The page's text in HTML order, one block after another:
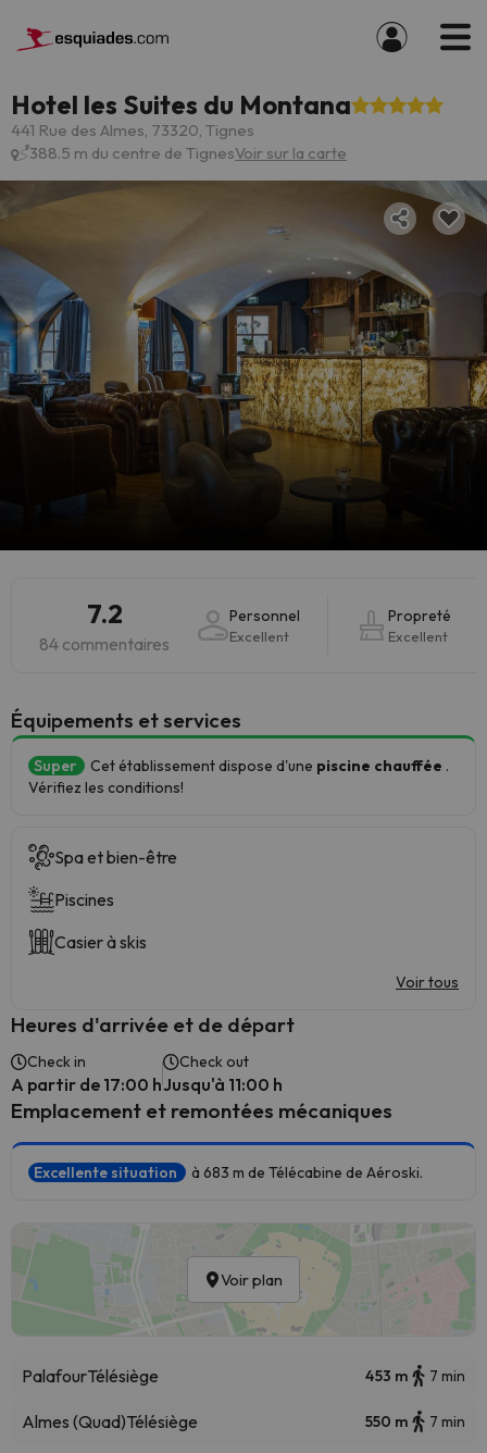
Hotel les Suites du Montana
441 Rue des Almes, 73320, Tignes
388.5 m du centre de TignesVoir sur la carte
7.2
84 commentaires
Personnel
Excellent
Propreté
Excellent
​Équipements et services
Super Cet établissement dispose d'une piscine chauffée .
Vérifiez les conditions!
Spa et bien-être
Piscines
Casier à skis
Voir tous
Heures d'arrivée et de départ
Check in
A partir de 17:00 h
Check out
Jusqu'à 11:00 h
Emplacement et remontées mécaniques
Excellente situation à 683 m de Télécabine de Aéroski.
Voir plan
PalafourTélésiège 453 m 7 min
Almes (Quad)Télésiège 550 m 7 min